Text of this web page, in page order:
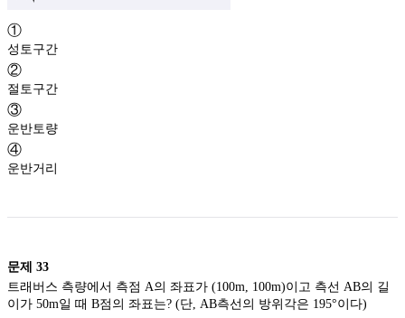
①
성토구간
②
절토구간
③
운반토량
④
운반거리
문제 33
트래버스 측량에서 측점 A의 좌표가 (100m, 100m)이고 측선 AB의 길
이가 50m일 때 B점의 좌표는? (단, AB측선의 방위각은 195°이다)